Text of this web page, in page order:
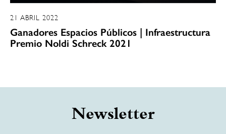
21 ABRIL 2022
Ganadores Espacios Públicos | Infraestructura
Premio Noldi Schreck 2021
Newsletter